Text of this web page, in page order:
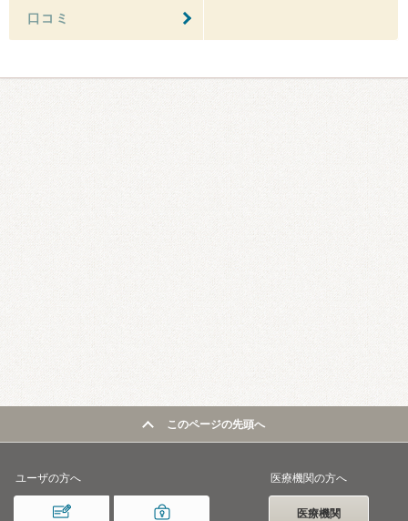
口コミ
このページの先頭へ
ユーザの方へ 医療機関の方へ
医療機関